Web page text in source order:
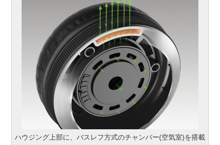
ハウジング上部に、バスレフ方式のチャンバー(空気室)を搭載